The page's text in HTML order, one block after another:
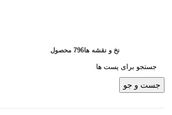
نخ و نقشه ها796 محصول
جست و جو